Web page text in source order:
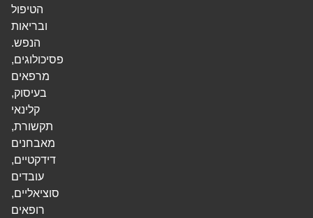
הטיפול
ובריאות
הנפש.
פסיכולוגים,
מרפאים
בעיסוק,
קלינאי
תקשורת,
מאבחנים
דידקטיים,
עובדים
סוציאליים,
רופאים